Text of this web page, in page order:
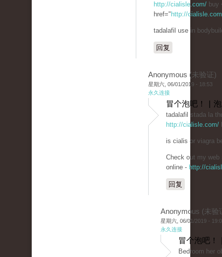
http://cialisle.com/ buy
href=" http://
tadalafil use in
回复
Anonymous (未验证)
星期六, 06/01/2019 - 18:53
永久连接
冒个泡吧！ |
tadalafil stada la
http://cialisle.com/
is cialis or viagra
Check out my web
online - http://
回复
Anonymous (未验
星期六, 06/01/2019 -
永久连接
冒个泡吧！
Bedroom her